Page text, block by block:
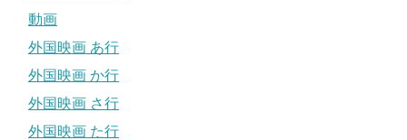
動画
外国映画 あ行
外国映画 か行
外国映画 さ行
外国映画 た行